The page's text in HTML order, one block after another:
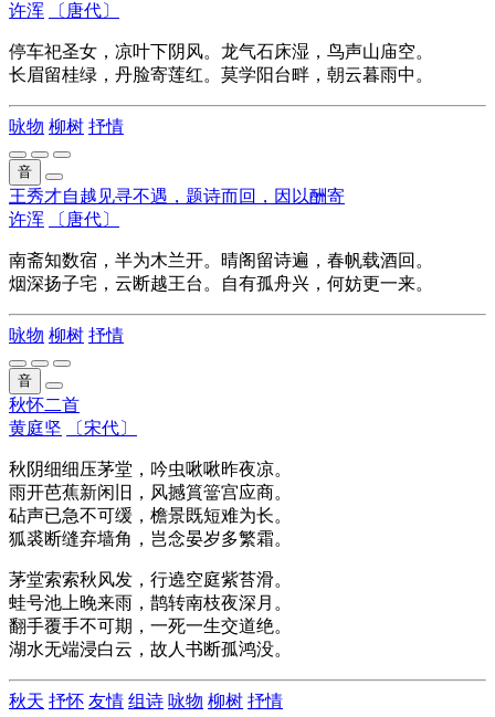
许浑
〔唐代〕
停车祀圣女，凉叶下阴风。龙气石床湿，鸟声山庙空。
长眉留桂绿，丹脸寄莲红。莫学阳台畔，朝云暮雨中。
咏物 柳树 抒情
音
王秀才自越见寻不遇，题诗而回，因以酬寄
许浑
〔唐代〕
南斋知数宿，半为木兰开。晴阁留诗遍，春帆载酒回。
烟深扬子宅，云断越王台。自有孤舟兴，何妨更一来。
咏物 柳树 抒情
音
秋怀二首
黄庭坚
〔宋代〕
秋阴细细压茅堂，吟虫啾啾昨夜凉。
雨开芭蕉新闲旧，风撼篔簹宫应商。
砧声已急不可缓，檐景既短难为长。
狐裘断缝弃墙角，岂念晏岁多繁霜。
茅堂索索秋风发，行遶空庭紫苔滑。
蛙号池上晚来雨，鹊转南枝夜深月。
翻手覆手不可期，一死一生交道绝。
湖水无端浸白云，故人书断孤鸿没。
秋天 抒怀 友情 组诗 咏物 柳树 抒情